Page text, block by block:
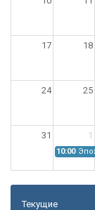
17 18
24 25
31 1
10:00
Текущие